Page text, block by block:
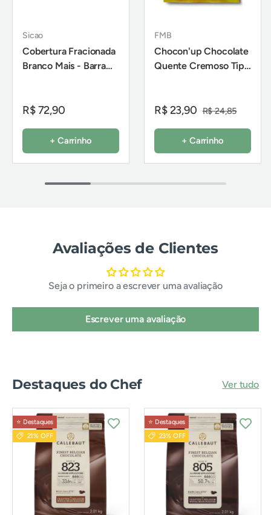
Sicao
Cobertura Fracionada
Branco Mais - Barra
R$ 72,90
+ Carrinho
FMB
Chocon'up Chocolate
Quente Cremoso Tipo
R$ 23,90 R$ 24,85
+ Carrinho
Avaliações de Clientes
Seja o primeiro a escrever uma avaliação
Escrever uma avaliação
Destaques do Chef Ver tudo
⭐️ Destaques
21% OFF
⭐️ Destaques
23% OFF